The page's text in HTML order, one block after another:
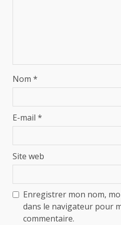
Nom *
E-mail *
Site web
Enregistrer mon nom,
dans le navigateur pour
commentaire.